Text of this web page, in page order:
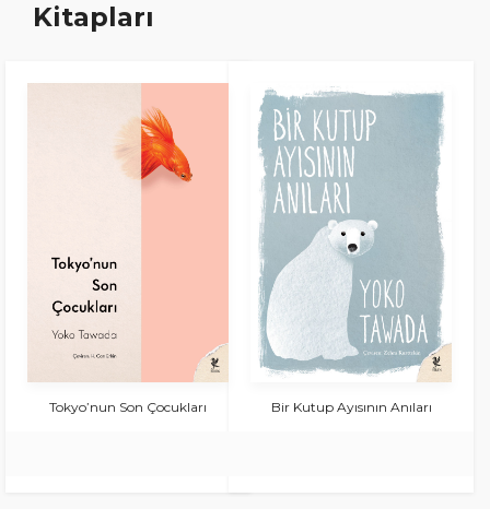
Kitapları
Tokyo’nun Son Çocukları Bir Kutup Ayısının Anıları